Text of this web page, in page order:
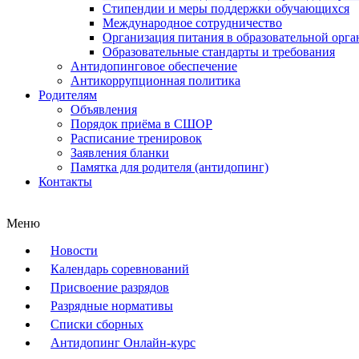
Стипендии и меры поддержки обучающихся
Международное сотрудничество
Организация питания в образовательной
Образовательные стандарты и требования
Антидопинговое обеспечение
Антикоррупционная политика
Родителям
Объявления
Порядок приёма в СШОР
Расписание тренировок
Заявления бланки
Памятка для родителя (антидопинг)
Контакты
Меню
Новости
Календарь соревнований
Присвоение разрядов
Разрядные нормативы
Списки сборных
Антидопинг Онлайн-курс